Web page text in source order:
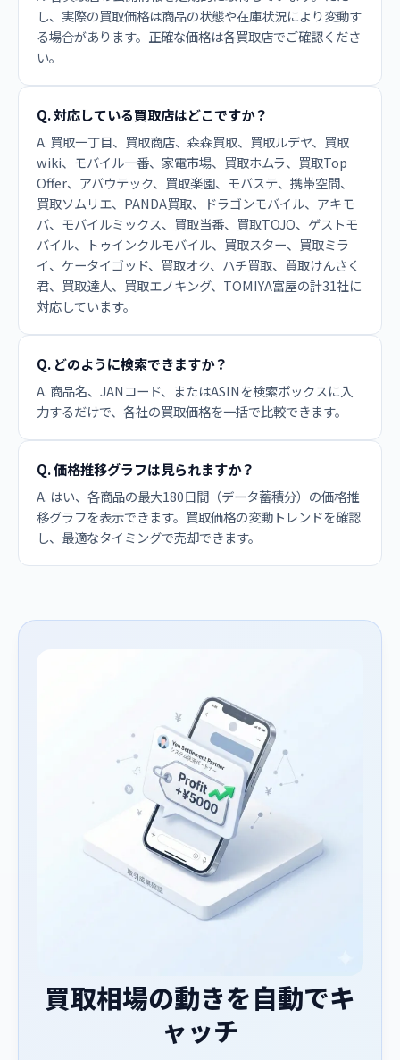
し、実際の買取価格は商品の状態や在庫状況により変動す
る場合があります。正確な価格は各買取店でご確認くださ
い。
Q. 対応している買取店はどこですか？
A. 買取一丁目、買取商店、森森買取、買取ルデヤ、買取
wiki、モバイル一番、家電市場、買取ホムラ、買取Top
Offer、アバウテック、買取楽園、モバステ、携帯空間、
買取ソムリエ、PANDA買取、ドラゴンモバイル、アキモ
バ、モバイルミックス、買取当番、買取TOJO、ゲストモ
バイル、トゥインクルモバイル、買取スター、買取ミラ
イ、ケータイゴッド、買取オク、ハチ買取、買取けんさく
君、買取達人、買取エノキング、TOMIYA富屋の計31社に
対応しています。
Q. どのように検索できますか？
A. 商品名、JANコード、またはASINを検索ボックスに入
力するだけで、各社の買取価格を一括で比較できます。
Q. 価格推移グラフは見られますか？
A. はい、各商品の最大180日間（データ蓄積分）の価格推
移グラフを表示できます。買取価格の変動トレンドを確認
し、最適なタイミングで売却できます。
買取相場の動きを自動でキ
ャッチ